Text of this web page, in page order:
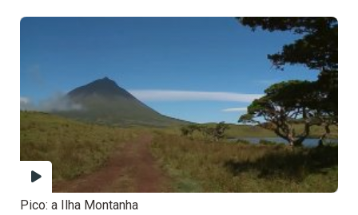
Pico: a Ilha Montanha